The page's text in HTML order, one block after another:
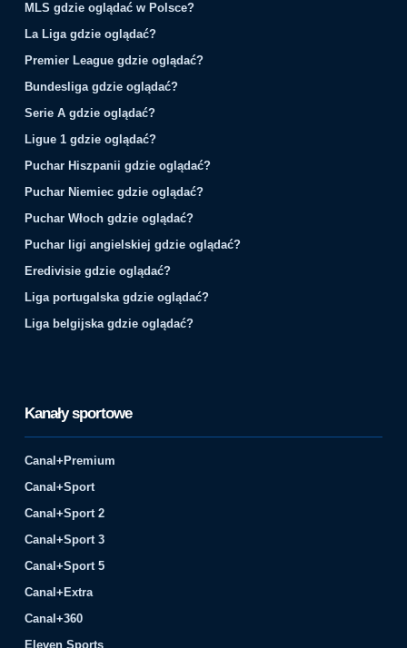
MLS gdzie oglądać w Polsce?
La Liga gdzie oglądać?
Premier League gdzie oglądać?
Bundesliga gdzie oglądać?
Serie A gdzie oglądać?
Ligue 1 gdzie oglądać?
Puchar Hiszpanii gdzie oglądać?
Puchar Niemiec gdzie oglądać?
Puchar Włoch gdzie oglądać?
Puchar ligi angielskiej gdzie oglądać?
Eredivisie gdzie oglądać?
Liga portugalska gdzie oglądać?
Liga belgijska gdzie oglądać?
Kanały sportowe
Canal+Premium
Canal+Sport
Canal+Sport 2
Canal+Sport 3
Canal+Sport 5
Canal+Extra
Canal+360
Eleven Sports